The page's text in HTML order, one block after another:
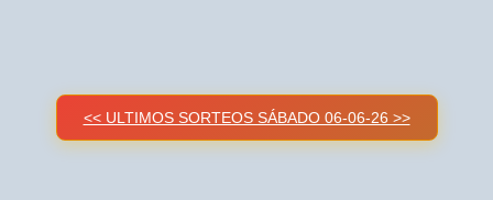
<< ULTIMOS SORTEOS SÁBADO 06-06-26 >>